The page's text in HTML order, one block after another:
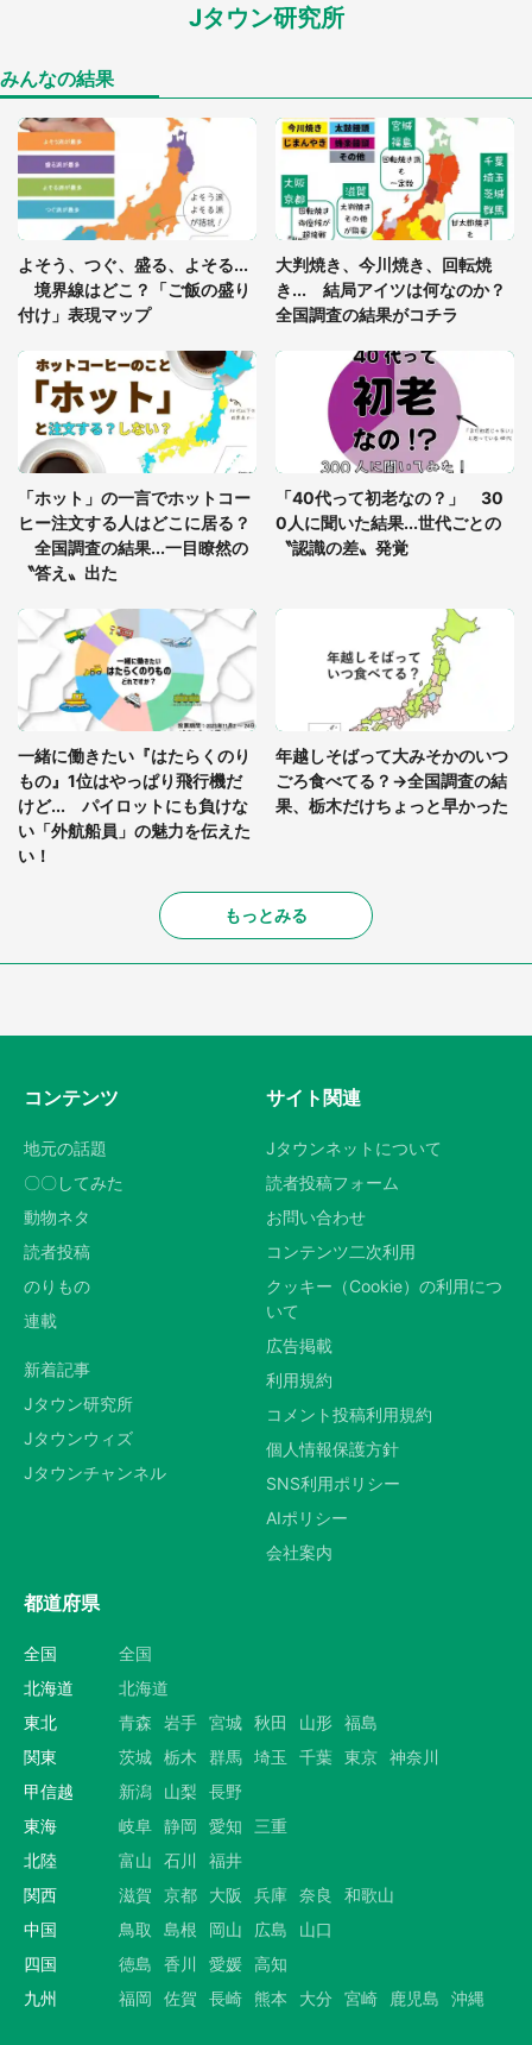
あまりにも四角すぎる猫、激写される 「これもう
「閉所恐怖症の私は新幹線で大パニック。隣席の青
年に『手を繋いで』とお願いしたら...」 体験談に
8万人感動
グっちゃってた〝野生の野菜〟に6.5万人戦慄
「○○がない街に住んでいます」住人の呟きに30万
人驚がく 何が存在しないか、あなたはわかる？
「修学旅行に途中参加する娘を送って行ったら、真
っ暗な道で遭難状態。なんとか見つけた民家に助け
を求めると、住人の男性が...」
Jタウン研究所
みんなの結果
よそう、つぐ、盛る、よそる...
境界線はどこ？「ご飯の盛り
付け」表現マップ
大判焼き、今川焼き、回転焼
き... 結局アイツは何なのか？
全国調査の結果がコチラ
「ホット」の一言でホットコー
ヒー注文する人はどこに居る？
全国調査の結果...一目瞭然の
〝答え〟出た
「40代って初老なの？」 30
0人に聞いた結果...世代ごとの
〝認識の差〟発覚
一緒に働きたい『はたらくのり
もの』1位はやっぱり飛行機だ
けど... パイロットにも負けな
い「外航船員」の魅力を伝えた
い！
年越しそばって大みそかのいつ
ごろ食べてる？→全国調査の結
果、栃木だけちょっと早かった
もっとみる
コンテンツ
地元の話題
〇〇してみた
動物ネタ
読者投稿
のりもの
連載
新着記事
Jタウン研究所
Jタウンウィズ
Jタウンチャンネル
サイト関連
Jタウンネットについて
読者投稿フォーム
お問い合わせ
コンテンツ二次利用
クッキー（Cookie）の利用につ
いて
広告掲載
利用規約
コメント投稿利用規約
個人情報保護方針
SNS利用ポリシー
AIポリシー
会社案内
都道府県
全国
全国
北海道
北海道
東北
青森 岩手 宮城 秋田 山形 福島
関東
茨城 栃木 群馬 埼玉 千葉 東京 神奈川
甲信越
新潟 山梨
長野
東海
岐阜 静岡 愛知
三重
北陸
富山 石川
福井
関西
滋賀 京都 大阪 兵庫 奈良
和歌山
中国
鳥取 島根 岡山 広島
山口
四国
徳島 香川 愛媛 高知
九州
福岡 佐賀 長崎 熊本 大分 宮崎 鹿児島 沖縄